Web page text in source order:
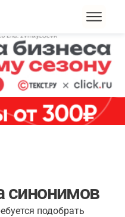
синонимов
подобрать